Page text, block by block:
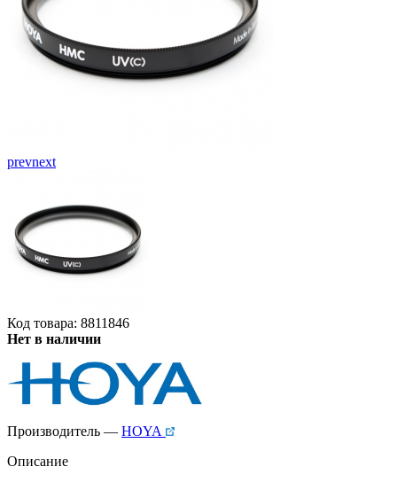
prevnext
Код товара: 8811846
Нет в наличии
Производитель — HOYA
Описание